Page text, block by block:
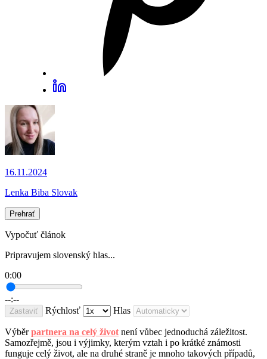
16.11.2024
Lenka Biba Slovak
Prehrať
Vypočuť článok
Pripravujem slovenský hlas...
0:00
--:--
Zastaviť Rýchlosť Hlas
Výběrpartnera na celý životnení vůbec jednoduchá záležitost.
Samozřejmě, jsou i výjimky, kterým vztah i po krátké známosti
funguje celý život, ale na druhé straně je mnoho takových případů,